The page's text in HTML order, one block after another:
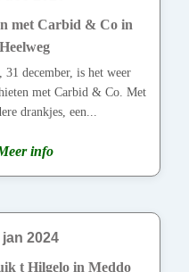
met Carbid & Co in
Heelweg
31 december, is het weer
met Carbid & Co. Met
drankjes, een...
info
jan 2024
t Hilgelo in Meddo